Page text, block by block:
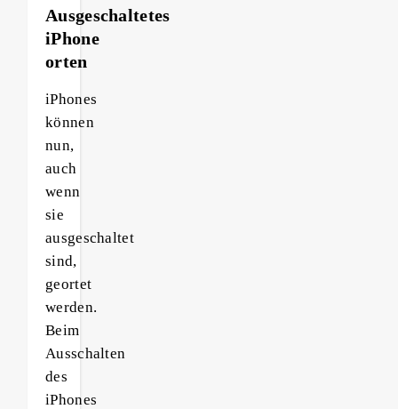
Ausgeschaltetes
iPhone
orten
iPhones
können
nun,
auch
wenn
sie
ausgeschaltet
sind,
geortet
werden.
Beim
Ausschalten
des
iPhones